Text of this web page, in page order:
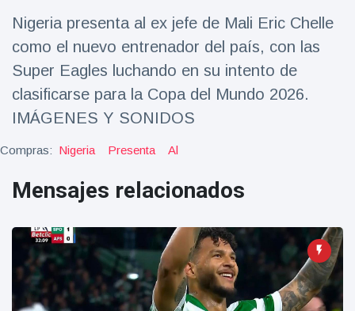
Salud y forma física
Viajes y Aventura
(77)
Últimas noticias
SKAI News
9000 Vistas
Halloween -
31 de
octubre!
8 May
7432
Vistas
Nigeria presenta al ex jefe de Mali Eric Chelle
como el nuevo entrenador del país, con las
Super Eagles luchando en su intento de
clasificarse para la Copa del Mundo 2026.
IMÁGENES Y SONIDOS
Compras: Nigeria Presenta Al
Mensajes relacionados